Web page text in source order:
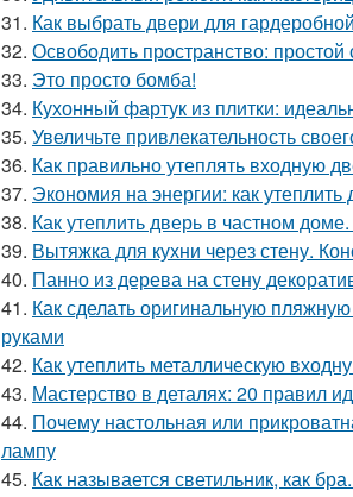
31. Как выбрать двери для
32. Освободить пространство:
33. Это просто бомба!
34. Кухонный фартук из плитки:
35. Увеличьте привлекательность
36. Как правильно утеплять входную
37. Экономия на энергии: как
38. Как утеплить дверь в частном
39. Вытяжка для кухни через стену.
40. Панно из дерева на стену
41. Как сделать оригинальную
руками
42. Как утеплить металлическую
43. Мастерство в деталях: 20 правил
44. Почему настольная или
лампу
45. Как называется светильник, как